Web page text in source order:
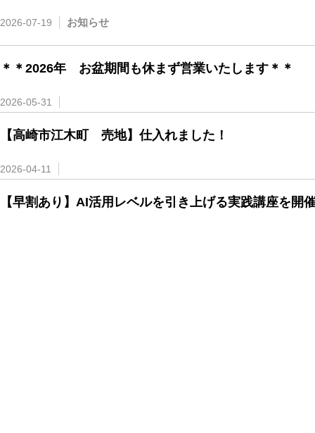
2026-07-19 お知らせ
＊＊2026年 お盆期間も休まず営業いたします＊＊
2026-05-31
【高崎市江木町 売地】仕入れました！
2026-04-11
【早割あり】AI活用レベルを引き上げる実践講座を開